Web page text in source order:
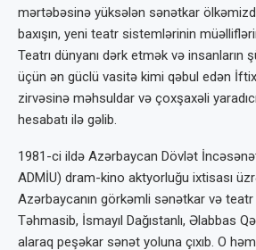
mərtəbəsinə yüksələn sənətkar
baxışın, yeni teatr sistemlərinin
Teatrı dünyanı dərk etmək və insanların
üçün ən güclü vasitə kimi qəbul edən
zirvəsinə məhsuldar və çoxşaxəli
hesabatı ilə gəlib.
1981-ci ildə Azərbaycan Dövlət
ADMİU) dram-kino aktyorluğu ixtisası
Azərbaycanın görkəmli sənətkar və teatr
Təhmasib, İsmayıl Dağıstanlı, Əlabbas
alaraq peşəkar sənət yoluna çıxıb. O